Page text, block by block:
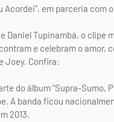
Acordei”, em parceria com
Daniel Tupinambá, o clipe
e celebram o amor,
Joey. Confira:
do álbum “Supra-
A banda ficou
2013.